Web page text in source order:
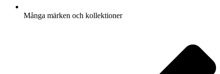
Många märken och kollektioner